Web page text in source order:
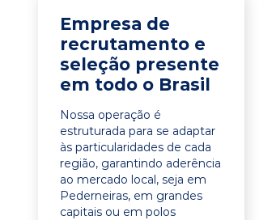
Empresa de
recrutamento e
seleção presente
em todo o Brasil
Nossa operação é
estruturada para se adaptar
às particularidades de cada
região, garantindo aderência
ao mercado local, seja em
Pederneiras, em grandes
capitais ou em polos